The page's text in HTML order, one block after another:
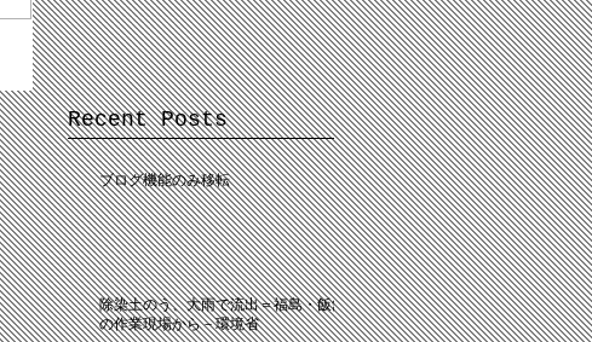
Recent Posts
ブログ機能のみ移転
除染土のう、大雨で流出＝福島・飯舘
の作業現場から－環境省